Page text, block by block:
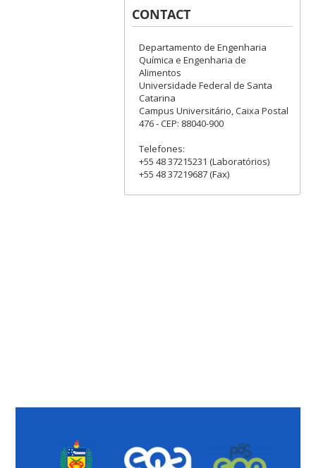
CONTACT
Departamento de Engenharia
Química e Engenharia de
Alimentos
Universidade Federal de Santa
Catarina
Campus Universitário, Caixa Postal
476 - CEP: 88040-900
Telefones:
+55 48 37215231 (Laboratórios)
+55 48 37219687 (Fax)